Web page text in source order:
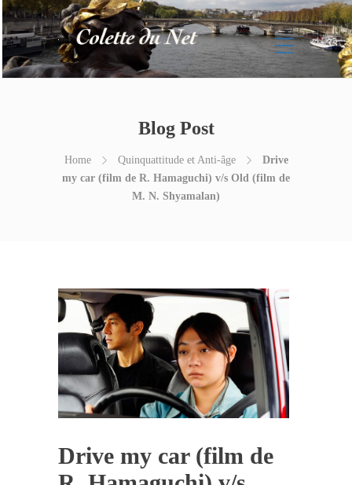
Blog Post
Home Quinquattitude et Anti-âge
Drive
my car (film de R. Hamaguchi) v/s Old (film de
M. N. Shyamalan)
Drive my car (film de